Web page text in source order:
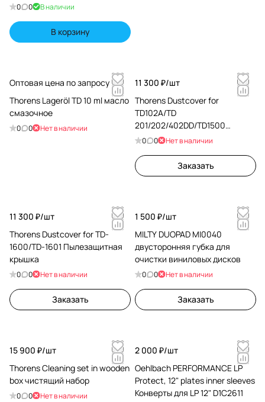
0 0 В наличии
В корзину
Оптовая цена по запросу
Thorens Lageröl TD 10 ml масло
смазочное
0 0 Нет в наличии
11 300 ₽/шт
Thorens Dustcover for
TD102A/TD
201/202/402DD/TD1500
Пылезащитная крышка
0 0 Нет в наличии
Заказать
11 300 ₽/шт
Thorens Dustcover for TD-
1600/TD-1601 Пылезащитная
крышка
0 0 Нет в наличии
Заказать
1 500 ₽/шт
MILTY DUOPAD MI0040
двусторонняя губка для
очистки виниловых дисков
0 0 Нет в наличии
Заказать
15 900 ₽/шт
Thorens Cleaning set in wooden
box чистящий набор
0 0 Нет в наличии
2 000 ₽/шт
Oehlbach PERFORMANCE LP
Protect, 12" plates inner sleeves
Конверты для LP 12" D1C2611